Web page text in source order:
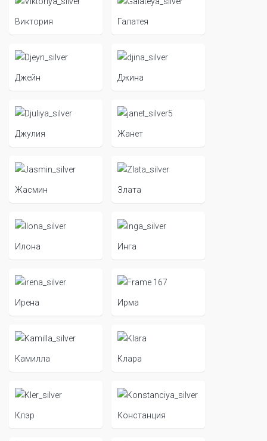
Виктория Галатея
Джейн Джина
Джулия Жанет
Жасмин Злата
Илона Инга
Ирена Ирма
Камилла Клара
Клэр Констанция